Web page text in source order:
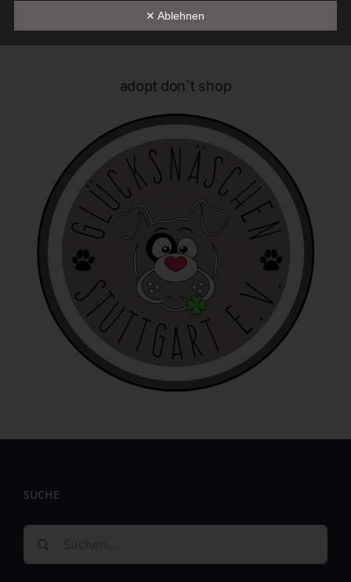
adopt don`t shop
SUCHE
nach:
verwendet wurden. Unsere Datenschutzerklärung soll sowohl für
Begrifflichkeiten erläutern.
die folgenden Begriffe:
a) personenbezogene Daten
Personenbezogene Daten sind alle Informationen, die
sich auf eine identifizierte oder identifizierbare natürliche
Person (im Folgenden "betroffene Person") beziehen. Als
identifizierbar wird eine natürliche Person angesehen, die
direkt oder indirekt, insbesondere mittels Zuordnung zu
einer Kennung wie einem Namen, zu einer Kennnummer,
zu Standortdaten, zu einer Online-Kennung oder zu
einem oder mehreren besonderen Merkmalen, die
Ausdruck der physischen, physiologischen, genetischen,
psychischen, wirtschaftlichen, kulturellen oder sozialen
Identität dieser natürlichen Person sind, identifiziert
werden kann.
b) betroffene Person
identifizierbare natürliche Person, deren
c) Verarbeitung
Vorgangsreihe im Zusammenhang mit
✕ Ablehnen